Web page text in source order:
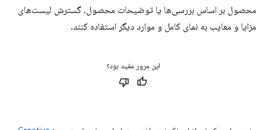
محصول بر اساس بررسی‌ها یا توضیحات محصول، گسترش لیست‌های
مزایا و معایب به نمای کامل و موارد دیگر استفاده کنند.
این مرور مفید بود؟